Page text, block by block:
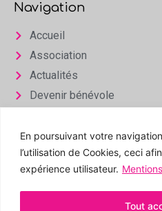
En poursuivant votre
l’utilisation de Cookies, ceci
expérience utilisateur.
Tout
Navigation
Accueil
Association
Actualités
Devenir bénévole
Espace privé